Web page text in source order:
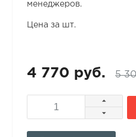
менеджеров.
Цена за шт.
4 770 руб. 5